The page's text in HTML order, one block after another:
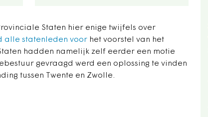
Staten hier enige twijfels over
alle statenleden voor het voorstel van het
hadden namelijk zelf eerder een motie
gevraagd werd een oplossing te vinden
tussen Twente en Zwolle.